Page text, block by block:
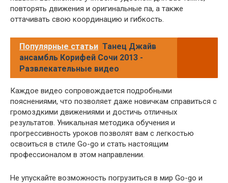
повторять движения и оригинальные па, а также
оттачивать свою координацию и гибкость.
Популярные статьи Танец Джайв
ансамбль Корифей Сочи 2013 -
Развлекательные видео
Каждое видео сопровождается подробными
пояснениями, что позволяет даже новичкам справиться с
громоздкими движениями и достичь отличных
результатов. Уникальная методика обучения и
прогрессивность уроков позволят вам с легкостью
освоиться в стиле Go-go и стать настоящим
профессионалом в этом направлении.
Не упускайте возможность погрузиться в мир Go-go и